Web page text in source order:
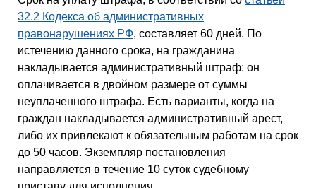
32.2 Кодекса об административных
правонарушениях РФ, составляет 60 дней. По
истечению данного срока, на гражданина
накладывается административный штраф: он
оплачивается в двойном размере от суммы
неуплаченного штрафа. Есть варианты, когда на
граждан накладывается административный арест,
либо их привлекают к обязательным работам на срок
до 50 часов. Экземпляр постановления
направляется в течение 10 суток судебному